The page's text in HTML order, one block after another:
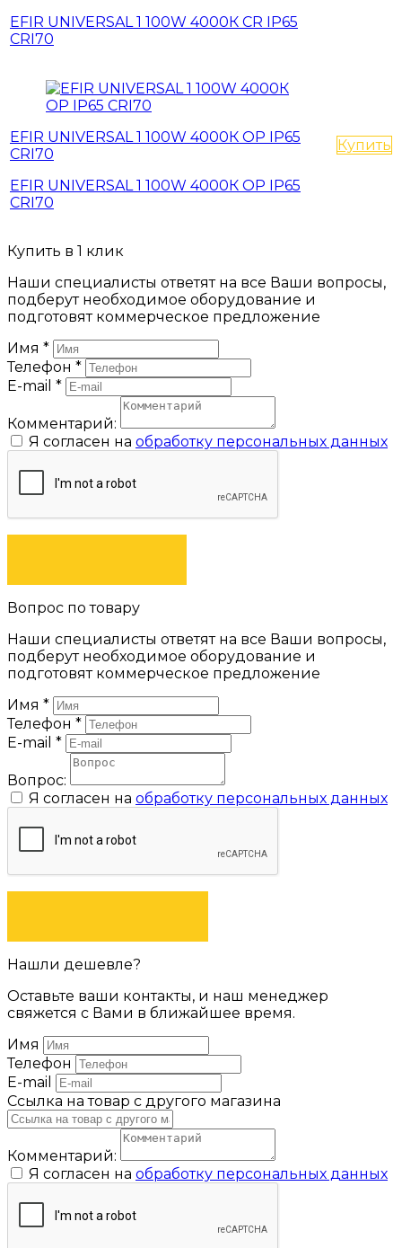
EFIR UNIVERSAL 1 100W 4000К CR IP65
CRI70
EFIR UNIVERSAL 1 100W 4000К OP IP65
CRI70
EFIR UNIVERSAL 1 100W 4000К OP IP65
CRI70
Купить
Купить в 1 клик
Наши специалисты ответят на все Ваши вопросы,
подберут необходимое оборудование и
подготовят коммерческое предложение
Имя *
Телефон *
E-mail *
Комментарий:
Я согласен на обработку персональных данных
Вопрос по товару
Наши специалисты ответят на все Ваши вопросы,
подберут необходимое оборудование и
подготовят коммерческое предложение
Имя *
Телефон *
E-mail *
Вопрос:
Я согласен на обработку персональных данных
Нашли дешевле?
Оставьте ваши контакты, и наш менеджер
свяжется с Вами в ближайшее время.
Имя
Телефон
E-mail
Ссылка на товар с другого магазина
Комментарий:
Я согласен на обработку персональных данных